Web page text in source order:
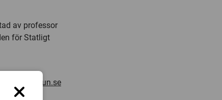
av professor
för Statligt